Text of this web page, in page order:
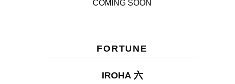
COMING SOON
FORTUNE
IROHA 六